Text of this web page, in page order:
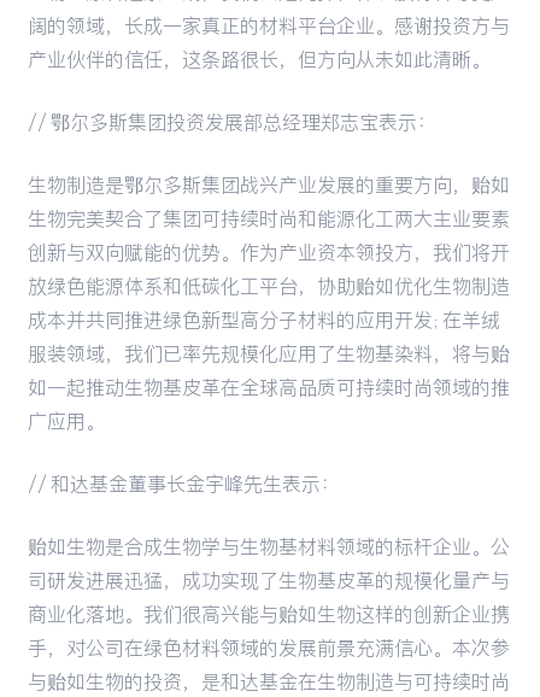
阔的领域，长成一家真正的材料平台企业。感谢投资方与
产业伙伴的信任，这条路很长，但方向从未如此清晰。
// 鄂尔多斯集团投资发展部总经理郑志宝表示：
生物制造是鄂尔多斯集团战兴产业发展的重要方向，贻如
生物完美契合了集团可持续时尚和能源化工两大主业要素
创新与双向赋能的优势。作为产业资本领投方，我们将开
放绿色能源体系和低碳化工平台，协助贻如优化生物制造
成本并共同推进绿色新型高分子材料的应用开发；在羊绒
服装领域，我们已率先规模化应用了生物基染料，将与贻
如一起推动生物基皮革在全球高品质可持续时尚领域的推
广应用。
// 和达基金董事长金宇峰先生表示：
贻如生物是合成生物学与生物基材料领域的标杆企业。公
司研发进展迅猛，成功实现了生物基皮革的规模化量产与
商业化落地。我们很高兴能与贻如生物这样的创新企业携
手，对公司在绿色材料领域的发展前景充满信心。本次参
与贻如生物的投资，是和达基金在生物制造与可持续时尚